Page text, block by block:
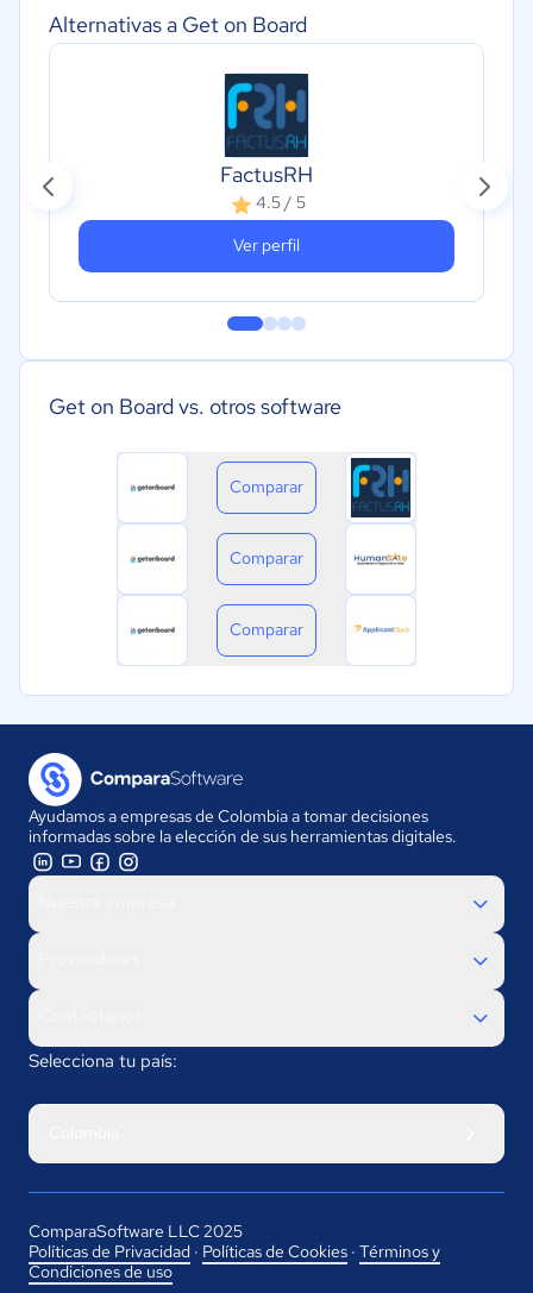
Alternativas a Get on Board
FactusRH
4.5 / 5
Ver perfil
Get on Board vs. otros software
Comparar
Comparar
Comparar
Ayudamos a empresas de Colombia a tomar decisiones
informadas sobre la elección de sus herramientas digitales.
Selecciona tu país:
ComparaSoftware LLC 2025
Políticas de Privacidad · Políticas de Cookies · Términos y
Condiciones de uso